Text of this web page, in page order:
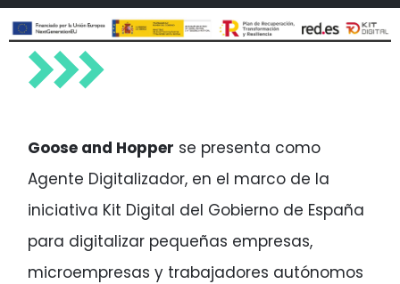
Goose and Hopper se presenta como
Agente Digitalizador, en el marco de la
iniciativa Kit Digital del Gobierno de España
para digitalizar pequeñas empresas,
microempresas y trabajadores autónomos